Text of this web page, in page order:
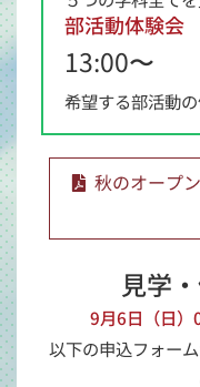
部活動体験会
13:00〜
希望する部活動の
秋のオープ
見学
9月6日（日
以下の申込フォー